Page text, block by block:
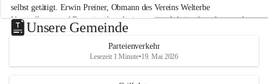
selbst getätigt. Erwin Preiner, Obmann des Vereins Welterbe
Neusiedlersee und Bgm. ist über die innovative Arbeit sehr erfreut und
hofft auf baldige praktische Anwendung der Forschungsergebnisse.
Gerade in Zeiten des Klimawandels ist jede technologische Innovation
wichtig!
Unsere Gemeinde
Parteienverkehr
Lesezeit 1 Minute•19. Mai 2026